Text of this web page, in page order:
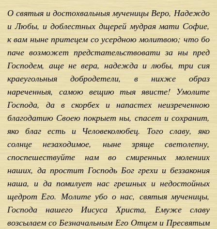
О святыя и достохвальныя мученицы Веро, Надеждо
и Любы, и доблестных дщерей мудрая мати Софие,
к вам ныне притецем со усердною молитвою; что бо
паче возможет предстательствовати за ны пред
Господем, аще не вера, надежда и любы, три сия
краеугольныя добродетели, в нихже образ
нареченныя, самою вещию тыя явисте! Умолите
Господа, да в скорбех и напастех неизреченною
благодатию Своею покрыет ны, спасет и сохранит,
яко благ есть и Человеколюбец. Того славу, яко
солнце незаходимое, ныне зряще светолепну,
споспешествуйте нам во смиренных молениих
наших, да простит Господь Бог грехи и беззакония
наша, и да помилует нас грешных и недостойных
щедрот Его. Молите убо о нас, святыя мученицы,
Господа нашего Иисуса Христа, Емуже славу
возсылаем со Безначальным Его Отцем и Пресвятым